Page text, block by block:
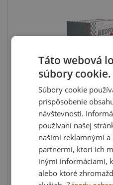
Fasádny polystyrén
Minimálna objednávka je
m3
Táto webová
súbory cookie.
Súbory cookie
prispôsobenie
návštevnosti.
používaní našej
našimi reklamnými a
partnermi, ktorí ich
inými informáciami,
alebo ktoré